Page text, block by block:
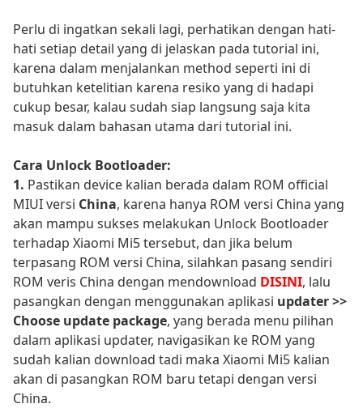
Perlu di ingatkan sekali lagi, perhatikan dengan hati-
hati setiap detail yang di jelaskan pada tutorial ini,
karena dalam menjalankan method seperti ini di
butuhkan ketelitian karena resiko yang di hadapi
cukup besar, kalau sudah siap langsung saja kita
masuk dalam bahasan utama dari tutorial ini.
Cara Unlock Bootloader:
1. Pastikan device kalian berada dalam ROM official
MIUI versi China, karena hanya ROM versi China yang
akan mampu sukses melakukan Unlock Bootloader
terhadap Xiaomi Mi5 tersebut, dan jika belum
terpasang ROM versi China, silahkan pasang sendiri
ROM veris China dengan mendownload DISINI, lalu
pasangkan dengan menggunakan aplikasi updater >>
Choose update package, yang berada menu pilihan
dalam aplikasi updater, navigasikan ke ROM yang
sudah kalian download tadi maka Xiaomi Mi5 kalian
akan di pasangkan ROM baru tetapi dengan versi
China.